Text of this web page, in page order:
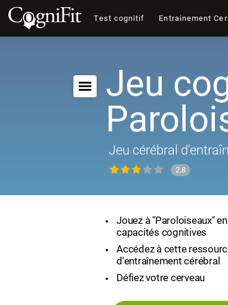
Test cognitif Entrainement
Jeu
Jeu cérébral
2.8
Jouez à "Paroloiseaux"
capacités cognitives
Accédez à cette
d'entraînement cérébral
Défiez votre cerveau